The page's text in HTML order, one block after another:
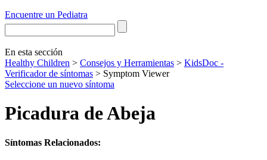
Encuentre un Pediatra
En esta sección
Healthy Children > Consejos y Herramientas > KidsDoc -
Verificador de síntomas > Symptom Viewer
Seleccione un nuevo síntoma
Picadura de Abeja
Síntomas Relacionados: